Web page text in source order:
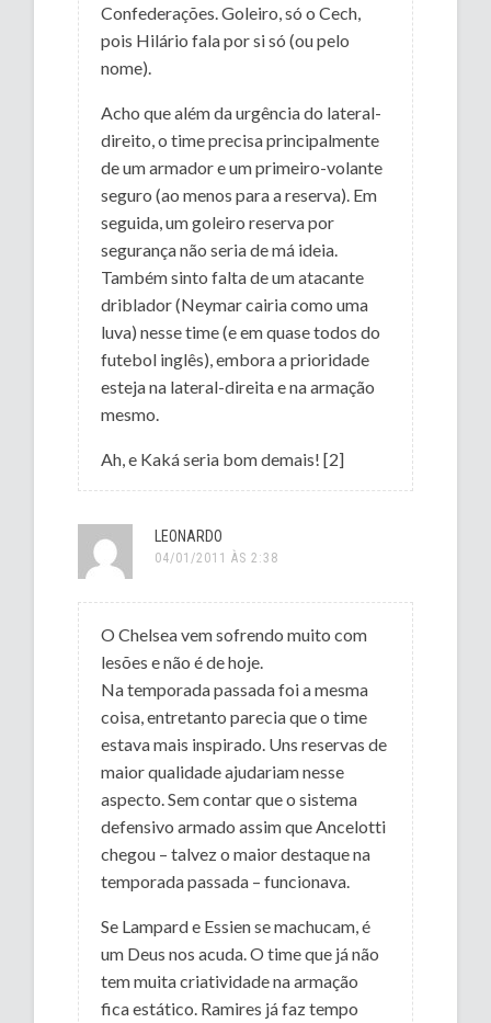
Confederações. Goleiro, só o Cech,
pois Hilário fala por si só (ou pelo
nome).
Acho que além da urgência do lateral-
direito, o time precisa principalmente
de um armador e um primeiro-volante
seguro (ao menos para a reserva). Em
seguida, um goleiro reserva por
segurança não seria de má ideia.
Também sinto falta de um atacante
driblador (Neymar cairia como uma
luva) nesse time (e em quase todos do
futebol inglês), embora a prioridade
esteja na lateral-direita e na armação
mesmo.
Ah, e Kaká seria bom demais! [2]
LEONARDO
04/01/2011 ÀS 2:38
O Chelsea vem sofrendo muito com
lesões e não é de hoje.
Na temporada passada foi a mesma
coisa, entretanto parecia que o time
estava mais inspirado. Uns reservas de
maior qualidade ajudariam nesse
aspecto. Sem contar que o sistema
defensivo armado assim que Ancelotti
chegou – talvez o maior destaque na
temporada passada – funcionava.
Se Lampard e Essien se machucam, é
um Deus nos acuda. O time que já não
tem muita criatividade na armação
fica estático. Ramires já faz tempo